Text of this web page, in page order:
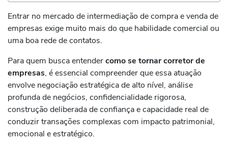
Entrar no mercado de intermediação de compra e venda de
empresas exige muito mais do que habilidade comercial ou
uma boa rede de contatos.
Para quem busca entendercomo se tornar corretor de
empresas, é essencial compreender que essa atuação
envolve negociação estratégica de alto nível, análise
profunda de negócios, confidencialidade rigorosa,
construção deliberada de confiança e capacidade real de
conduzir transações complexas com impacto patrimonial,
emocional e estratégico.